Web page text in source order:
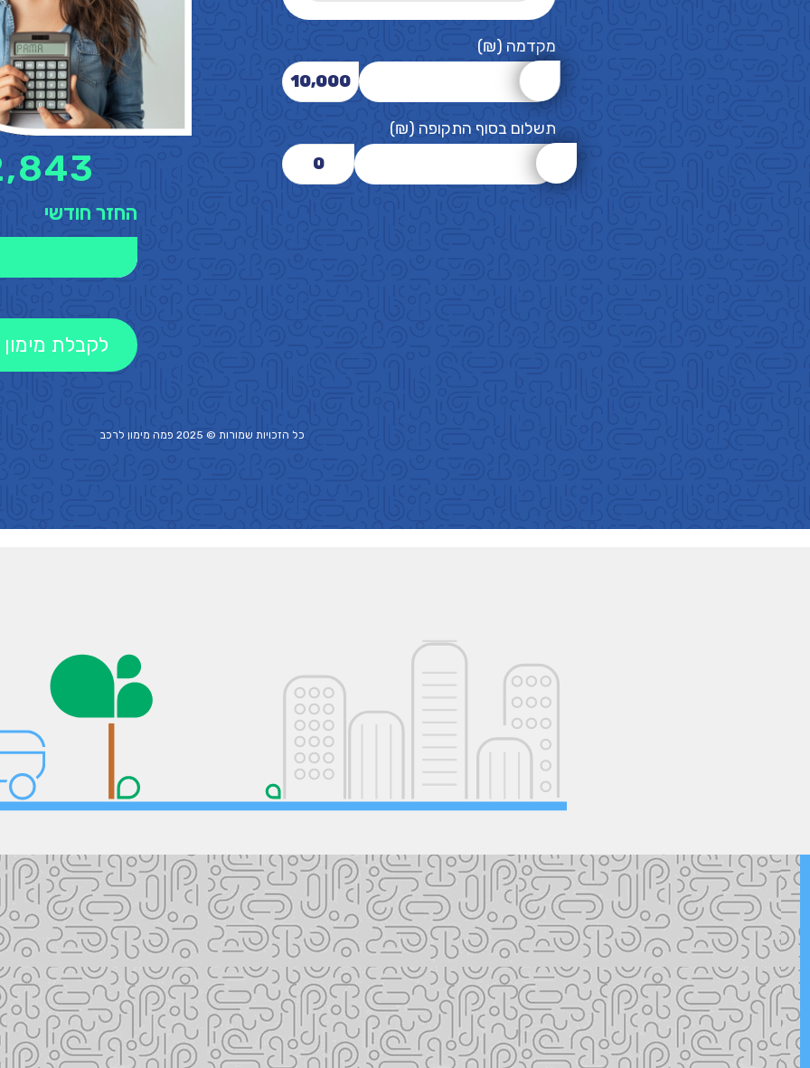
מקדמה (₪)
10,000
תשלום בסוף התקופה (₪)
0
החזר חודשי
לקבלת
כל הזכויות שמורות © 2025 פמה מימון לרכב